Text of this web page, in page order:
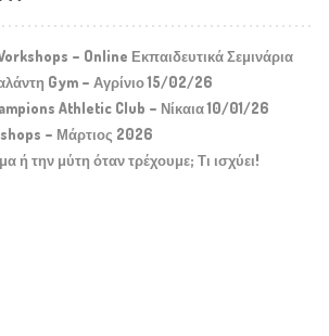
– Online Εκπαιδευτικά Σεμινάρια
Gym – Αγρίνιο 15/02/26
Athletic Club – Νίκαια 10/01/26
– Μάρτιος 2026
ή την μύτη όταν τρέχουμε; Τι ισχύει!